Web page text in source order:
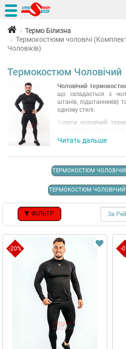
Термо Білизна
Термокостюми чоловічі
Чоловіків)
Термокостюм Чоловічий
Чоловічий
що складається з
штанів, підштанників)
одному стилі.
Купити чоловічий
Деякі види термо
бути повсякденним
складами тканини та
відповідно до умов
Читати повністю
Читать дальше
ТЕРМОКОСТЮМ
ТЕРМОКОСТЮМ
ФІЛЬТР
-20% -